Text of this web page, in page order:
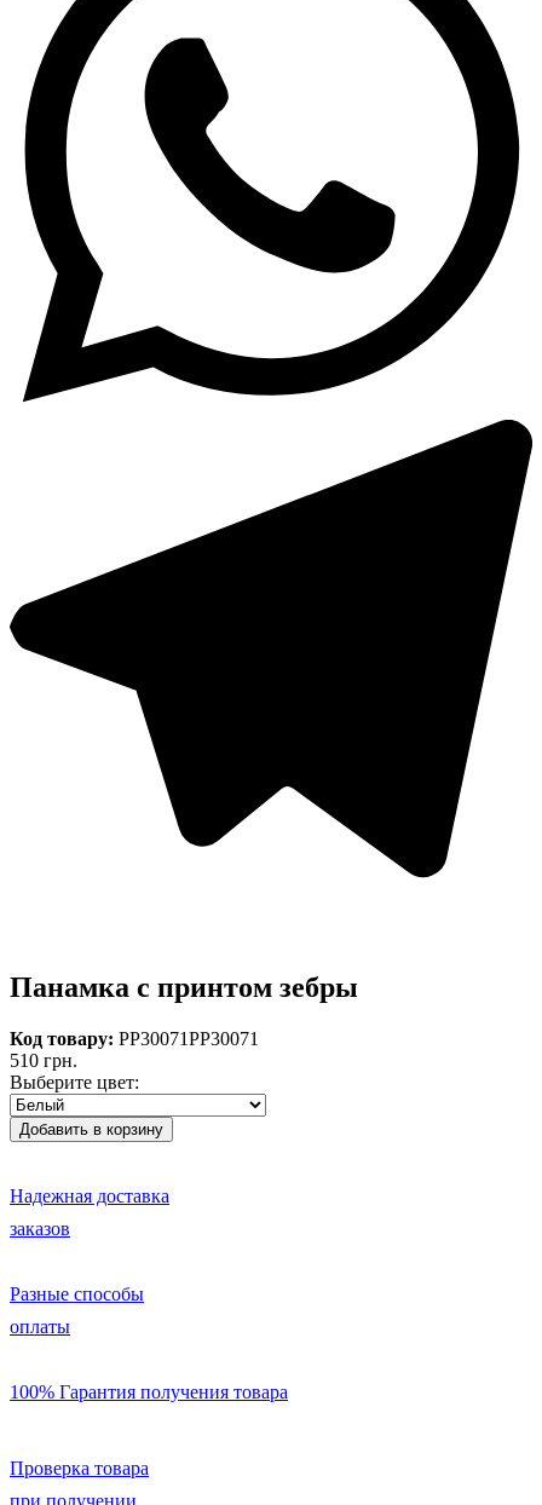
Панамка с принтом зебры
Код товару: PP30071PP30071
510 грн.
Выберите цвет:
Надежная доставка
заказов
Разные способы
оплаты
100% Гарантия получения товара
Проверка товара
при получении